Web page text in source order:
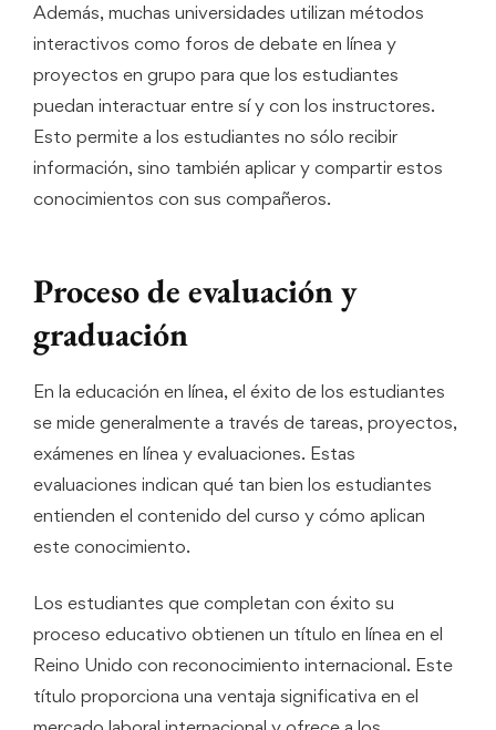
Además, muchas universidades utilizan métodos
interactivos como foros de debate en línea y
proyectos en grupo para que los estudiantes
puedan interactuar entre sí y con los instructores.
Esto permite a los estudiantes no sólo recibir
información, sino también aplicar y compartir estos
conocimientos con sus compañeros.
Proceso de evaluación y
graduación
En la educación en línea, el éxito de los estudiantes
se mide generalmente a través de tareas, proyectos,
exámenes en línea y evaluaciones. Estas
evaluaciones indican qué tan bien los estudiantes
entienden el contenido del curso y cómo aplican
este conocimiento.
Los estudiantes que completan con éxito su
proceso educativo obtienen un título en línea en el
Reino Unido con reconocimiento internacional. Este
título proporciona una ventaja significativa en el